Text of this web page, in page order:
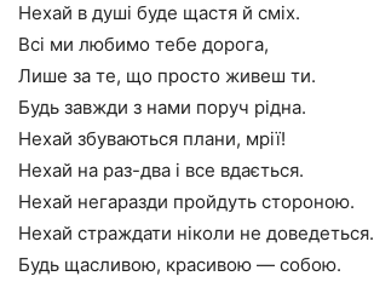
Нехай в душі буде щастя й сміх.
Всі ми любимо тебе дорога,
Лише за те, що просто живеш ти.
Будь завжди з нами поруч рідна.
Нехай збуваються плани, мрії!
Нехай на раз-два і все вдається.
Нехай негаразди пройдуть стороною.
Нехай страждати ніколи не доведеться.
Будь щасливою, красивою — собою.